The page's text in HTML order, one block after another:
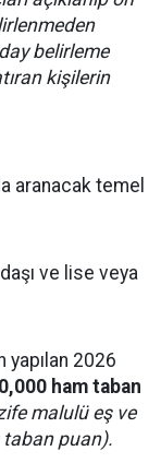
belirleme
kişilerin
aranacak temel
ve lise veya
yapılan 2026
ham taban
malulü eş ve
taban puan).